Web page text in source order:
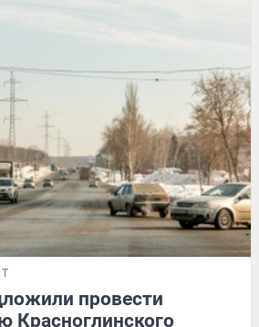
провести
Красноглинского